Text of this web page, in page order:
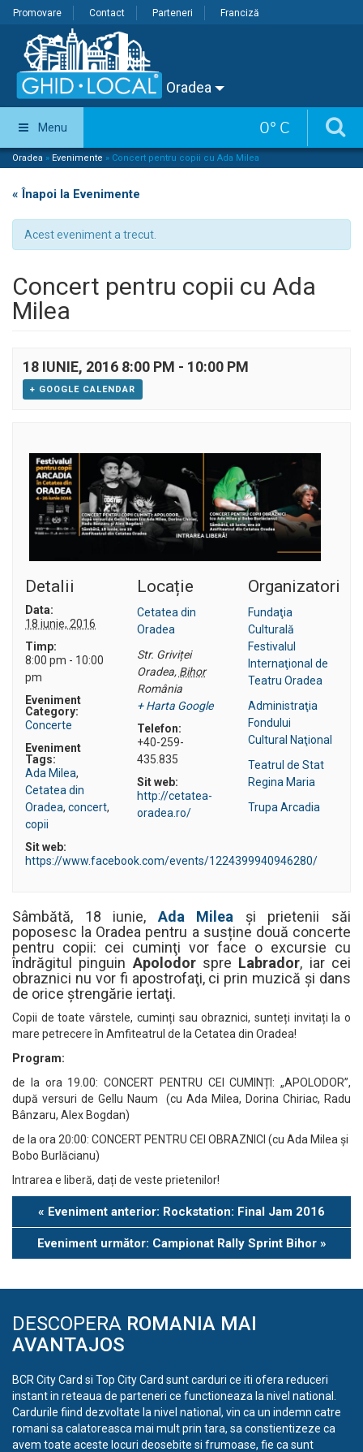
Promovare Contact Parteneri Franciză
Oradea
0° C
Menu
Oradea » Evenimente » Concert pentru copii cu Ada Milea
« Înapoi la Evenimente
Acest eveniment a trecut.
Concert pentru copii cu Ada
Milea
18 IUNIE, 2016 8:00 PM - 10:00 PM
+ GOOGLE CALENDAR
Detalii
Data:
18 iunie, 2016
Timp:
8:00 pm - 10:00
pm
Eveniment
Category:
Concerte
Eveniment
Tags:
Ada Milea,
Cetatea din
Oradea, concert,
copii
Sit web:
https://www.facebook.com/events/1224399940946280/
Locație
Cetatea din
Oradea
Str. Griviței
Oradea, Bihor
România
+ Harta Google
Telefon:
+40-259-
435.835
Sit web:
http://cetatea-
oradea.ro/
Organizatori
Fundaţia
Culturală
Festivalul
Internaţional de
Teatru Oradea
Administraţia
Fondului
Cultural Naţional
Teatrul de Stat
Regina Maria
Trupa Arcadia
Sâmbătă, 18 iunie, Ada Milea și prietenii săi
poposesc la Oradea pentru a susține două concerte
pentru copii: cei cuminţi vor face o excursie cu
îndrăgitul pinguin Apolodorspre Labrador, iar cei
obraznici nu vor fi apostrofaţi, ci prin muzică şi dans
de orice ştrengărie iertaţi.
Copii de toate vârstele, cuminți sau obraznici, sunteți invitați la o
mare petrecere în Amfiteatrul de la Cetatea din Oradea!
Program:
de la ora 19.00: CONCERT PENTRU CEI CUMINȚI: „APOLODOR”,
după versuri de Gellu Naum (cu Ada Milea, Dorina Chiriac, Radu
Bânzaru, Alex Bogdan)
de la ora 20:00: CONCERT PENTRU CEI OBRAZNICI (cu Ada Milea și
Bobo Burlăcianu)
Intrarea e liberă, dați de veste prietenilor!
Eveniment
Navigation
« Eveniment anterior: Rockstation: Final Jam 2016
Eveniment următor: Campionat Rally Sprint Bihor »
DESCOPERA ROMANIA MAI
AVANTAJOS
BCR City Card si Top City Card sunt carduri ce iti ofera reduceri
instant in reteaua de parteneri ce functioneaza la nivel national.
Cardurile fiind dezvoltate la nivel national, vin ca un indemn catre
romani sa calatoreasca mai mult prin tara, sa constientizeze ca
avem toate aceste locuri deosebite si frumoase, fie ca sunt